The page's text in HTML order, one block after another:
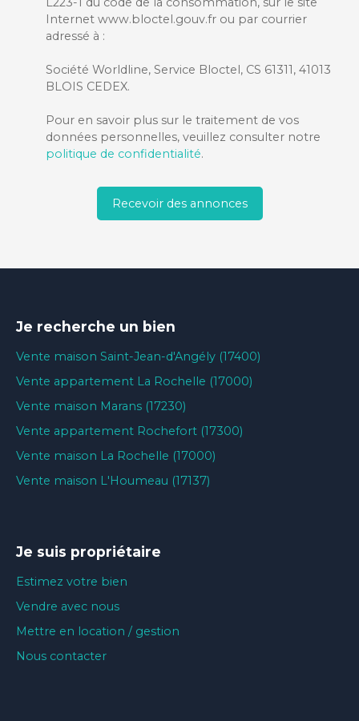
Internet www.bloctel.gouv.fr ou par courrier
adressé à :
Société Worldline, Service Bloctel, CS 61311, 41013
BLOIS CEDEX.
Pour en savoir plus sur le traitement de vos
données personnelles, veuillez consulter notre
politique de confidentialité.
Recevoir des annonces
Je recherche un bien
Vente maison Saint-Jean-d'Angély (17400)
Vente appartement La Rochelle (17000)
Vente maison Marans (17230)
Vente appartement Rochefort (17300)
Vente maison La Rochelle (17000)
Vente maison L'Houmeau (17137)
Je suis propriétaire
Estimez votre bien
Vendre avec nous
Mettre en location / gestion
Nous contacter